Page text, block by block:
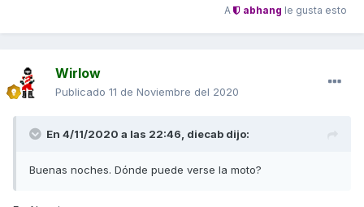
A abhang le gusta esto
Wirlow
Publicado 11 de Noviembre del 2020
En 4/11/2020 a las 22:46, diecab dijo:
Buenas noches. Dónde puede verse la moto?